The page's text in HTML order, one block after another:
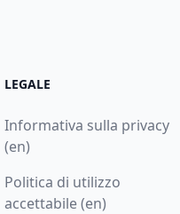
LEGALE
Informativa sulla privacy
(en)
Politica di utilizzo
accettabile (en)